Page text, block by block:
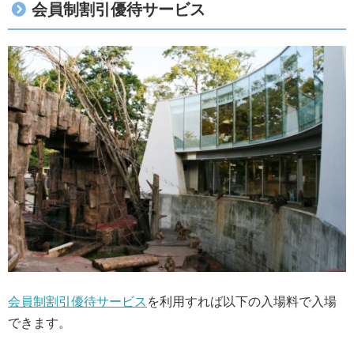
会員制割引優待サービス
会員制割引優待サービス を利用すれば以下の入場料で入場
できます。